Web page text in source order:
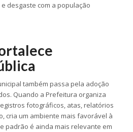
desgaste com a população
também passa pela adoção
Quando a Prefeitura organiza
fotográficos, atas, relatórios
cria um ambiente mais favorável à
padrão é ainda mais relevante em